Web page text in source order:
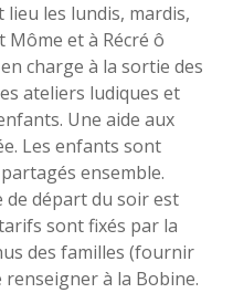
les lundis, mardis,
Môme et à Récré ô
charge à la sortie des
ateliers ludiques et
Une aide aux
Les enfants sont
ensemble.
de départ du soir est
sont fixés par la
des familles (fournir
renseigner à la Bobine.